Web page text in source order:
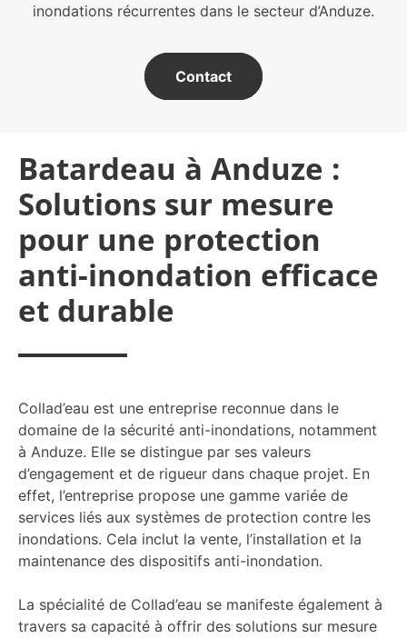
inondations récurrentes dans le secteur d’Anduze.
Contact
Batardeau à Anduze :
Solutions sur mesure
pour une protection
anti-inondation efficace
et durable
Collad’eau est une entreprise reconnue dans le
domaine de la sécurité anti-inondations, notamment
à Anduze. Elle se distingue par ses valeurs
d’engagement et de rigueur dans chaque projet. En
effet, l’entreprise propose une gamme variée de
services liés aux systèmes de protection contre les
inondations. Cela inclut la vente, l’installation et la
maintenance des dispositifs anti-inondation.
La spécialité de Collad’eau se manifeste également à
travers sa capacité à offrir des solutions sur mesure